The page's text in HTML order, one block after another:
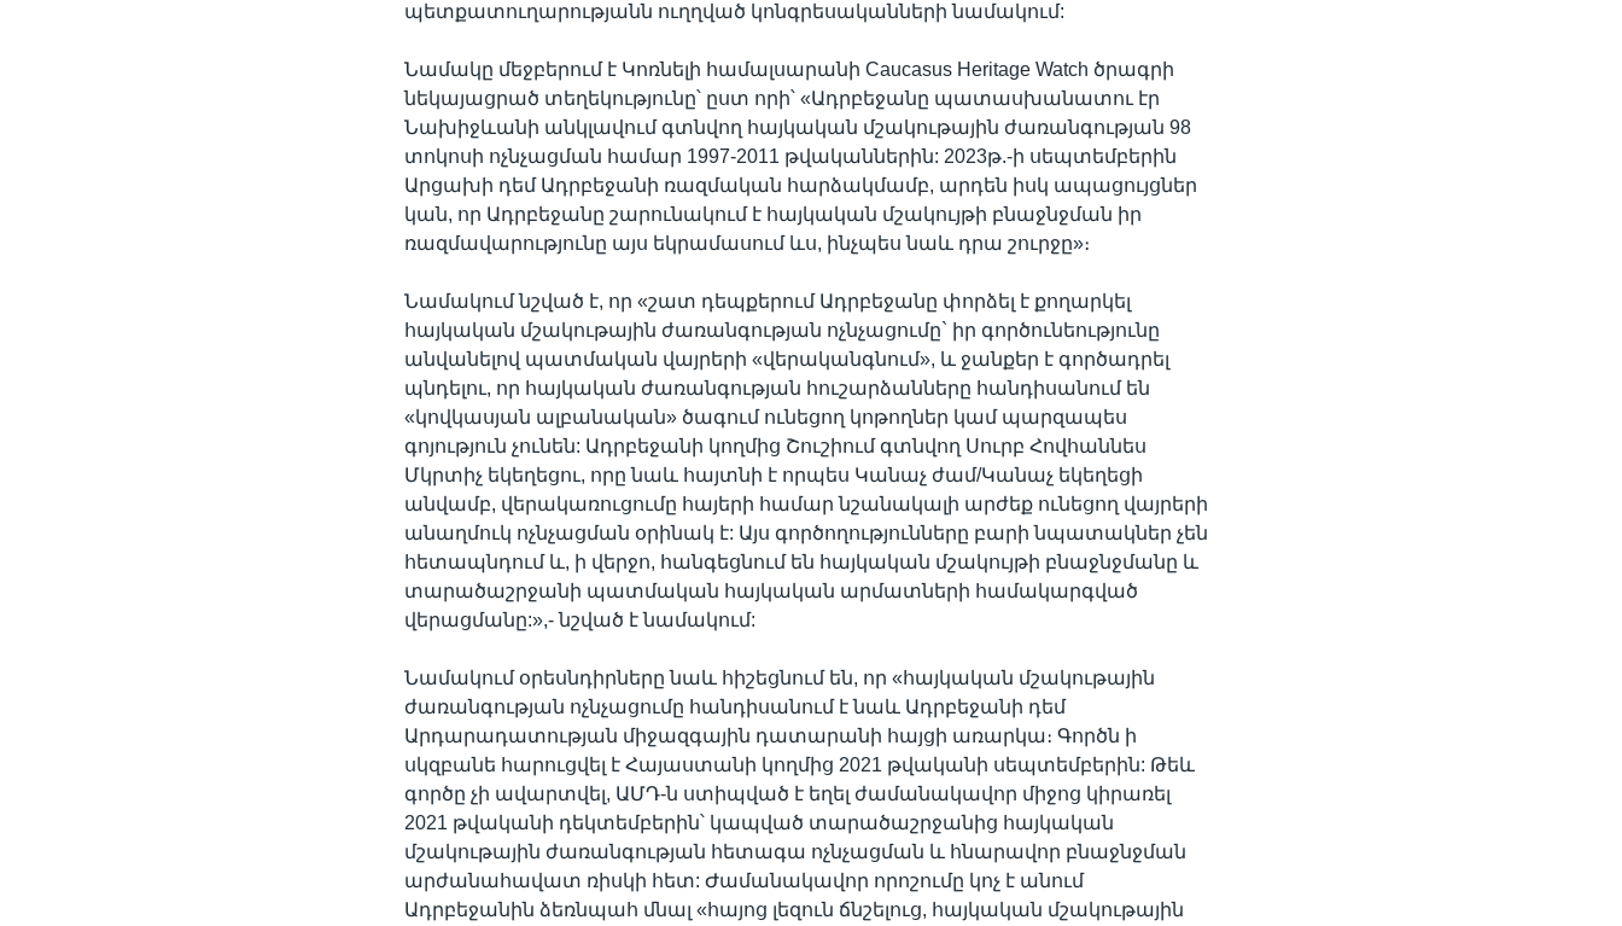
պետքատուղարությանն ուղղված կոնգրեսականների նամակում:
Նամակը մեջբերում է Կոռնելի համալսարանի Caucasus Heritage Watch ծրագրի
նեկայացրած տեղեկությունը՝ ըստ որի՝ «Ադրբեջանը պատասխանատու էր
Նախիջևանի անկլավում գտնվող հայկական մշակութային ժառանգության 98
տոկոսի ոչնչացման համար 1997-2011 թվականներին: 2023թ.-ի սեպտեմբերին
Արցախի դեմ Ադրբեջանի ռազմական հարձակմամբ, արդեն իսկ ապացույցներ
կան, որ Ադրբեջանը շարունակում է հայկական մշակույթի բնաջնջման իր
ռազմավարությունը այս եկրամասում ևս, ինչպես նաև դրա շուրջը»։
Նամակում նշված է, որ «շատ դեպքերում Ադրբեջանը փորձել է քողարկել
հայկական մշակութային ժառանգության ոչնչացումը` իր գործունեությունը
անվանելով պատմական վայրերի «վերականգնում», և ջանքեր է գործադրել
պնդելու, որ հայկական ժառանգության հուշարձանները հանդիսանում են
«կովկասյան ալբանական» ծագում ունեցող կոթողներ կամ պարզապես
գոյություն չունեն: Ադրբեջանի կողմից Շուշիում գտնվող Սուրբ Հովհաննես
Մկրտիչ եկեղեցու, որը նաև հայտնի է որպես Կանաչ ժամ/Կանաչ եկեղեցի
անվամբ, վերակառուցումը հայերի համար նշանակալի արժեք ունեցող վայրերի
անաղմուկ ոչնչացման օրինակ է: Այս գործողությունները բարի նպատակներ չեն
հետապնդում և, ի վերջո, հանգեցնում են հայկական մշակույթի բնաջնջմանը և
տարածաշրջանի պատմական հայկական արմատների համակարգված
վերացմանը:»,- նշված է նամակում:
Նամակում օրեսնդիրները նաև հիշեցնում են, որ «հայկական մշակութային
ժառանգության ոչնչացումը հանդիսանում է նաև Ադրբեջանի դեմ
Արդարադատության միջազգային դատարանի հայցի առարկա։ Գործն ի
սկզբանե հարուցվել է Հայաստանի կողմից 2021 թվականի սեպտեմբերին: Թեև
գործը չի ավարտվել, ԱՄԴ-ն ստիպված է եղել ժամանակավոր միջոց կիրառել
2021 թվականի դեկտեմբերին՝ կապված տարածաշրջանից հայկական
մշակութային ժառանգության հետագա ոչնչացման և հնարավոր բնաջնջման
արժանահավատ ռիսկի հետ: Ժամանակավոր որոշումը կոչ է անում
Ադրբեջանին ձեռնպահ մնալ «հայոց լեզուն ճնշելուց, հայկական մշակութային